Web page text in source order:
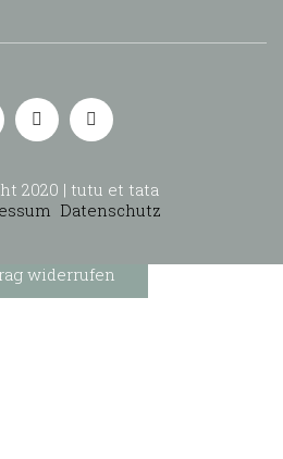
2020 | tutu et tata
Datenschutz
widerrufen